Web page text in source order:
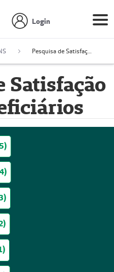
Login
Pesquisa de Satisfação com Beneficiários
Satisfação